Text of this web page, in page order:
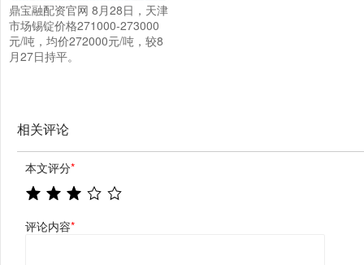
鼎宝融配资官网 8月28日，天津
市场锡锭价格271000-273000
元/吨，均价272000元/吨，较8
月27日持平。
相关评论
本文评分*
评论内容*